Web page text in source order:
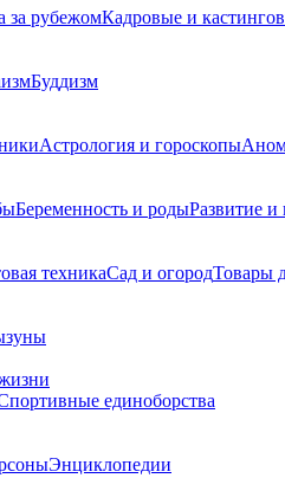
за рубежомКадровые и
Буддизм
Астрология и гороскопы
Беременность и родыРазвитие и
техникаСад и огородТовары
единоборства
Энциклопедии